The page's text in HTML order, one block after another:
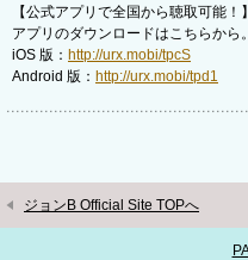
【公式アプリで全国から聴取可能！】
アプリのダウンロードはこちらから。
iOS 版： http://urx.mobi/tpcS
Android 版： http://urx.mobi/tpd1
ジョンB Official Site TOPへ